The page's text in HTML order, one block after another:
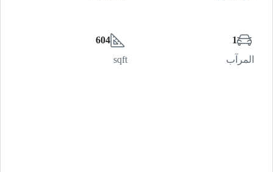
1
المرآب
604
sqft